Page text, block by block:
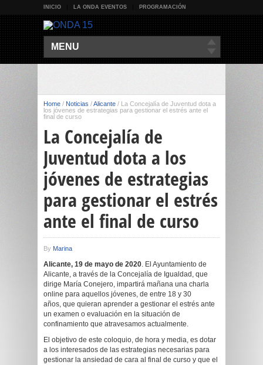
INICIO LA ONDA EVENTOS PROGRAMACIÓN
MENU
Home / Noticias /Alicante / La Concejalía de Juventud dota a
los jóvenes de estrategias para gestionar el estrés ante el
final de curso
La Concejalía de
Juventud dota a los
jóvenes de estrategias
para gestionar el estrés
ante el final de curso
By Marina
Alicante, 19 de mayo de 2020. El Ayuntamiento de
Alicante, a través de la Concejalía de Igualdad, que
dirige María Conejero, impartirá mañana una charla
online para aquellos jóvenes, de entre 18 y 30
años, que quieran aprender a gestionar el estrés ante
un examen o evaluación en la situación de
confinamiento que atravesamos actualmente.
El objetivo de este coloquio, de hora y media, es dotar
a los interesados de las estrategias necesarias para
gestionar la ansiedad de cara al final de curso y que el